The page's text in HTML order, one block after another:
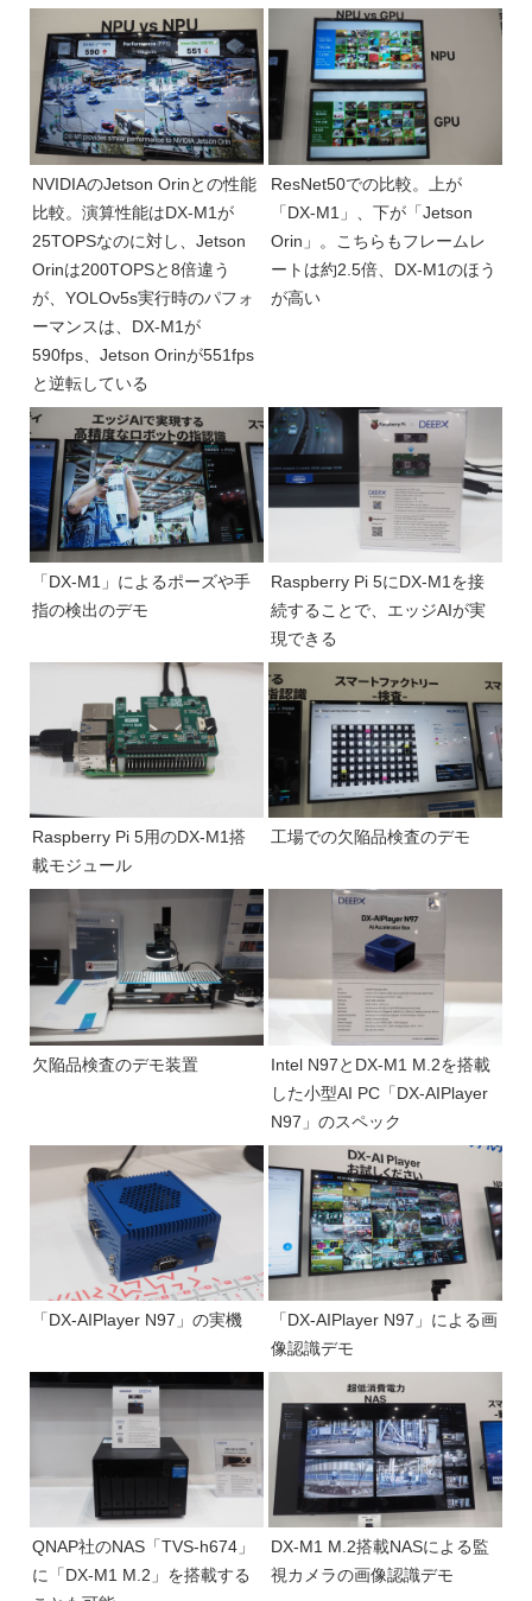
NVIDIAのJetson Orinとの性能
比較。演算性能はDX-M1が
25TOPSなのに対し、Jetson
Orinは200TOPSと8倍違う
が、YOLOv5s実行時のパフォ
ーマンスは、DX-M1が
590fps、Jetson Orinが551fps
と逆転している
ResNet50での比較。上が
「DX-M1」、下が「Jetson
Orin」。こちらもフレームレ
ートは約2.5倍、DX-M1のほう
が高い
「DX-M1」によるポーズや手
指の検出のデモ
Raspberry Pi 5にDX-M1を接
続することで、エッジAIが実
現できる
Raspberry Pi 5用のDX-M1搭
載モジュール
工場での欠陥品検査のデモ
欠陥品検査のデモ装置
Intel N97とDX-M1 M.2を搭載
した小型AI PC「DX-AIPlayer
N97」のスペック
「DX-AIPlayer N97」の実機
「DX-AIPlayer N97」による画
像認識デモ
QNAP社のNAS「TVS-h674」
に「DX-M1 M.2」を搭載する
DX-M1 M.2搭載NASによる監
視カメラの画像認識デモ